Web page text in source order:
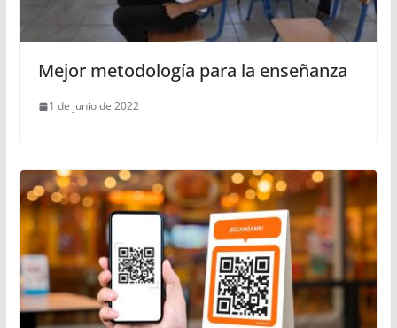
Mejor metodología para la enseñanza
1 de junio de 2022